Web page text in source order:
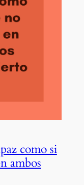
como si
ambos